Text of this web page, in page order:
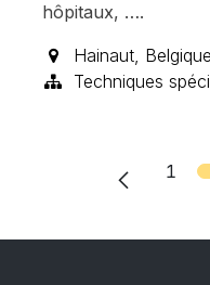
hôpitaux, ….
Hainaut, Belgique
Techniques
1